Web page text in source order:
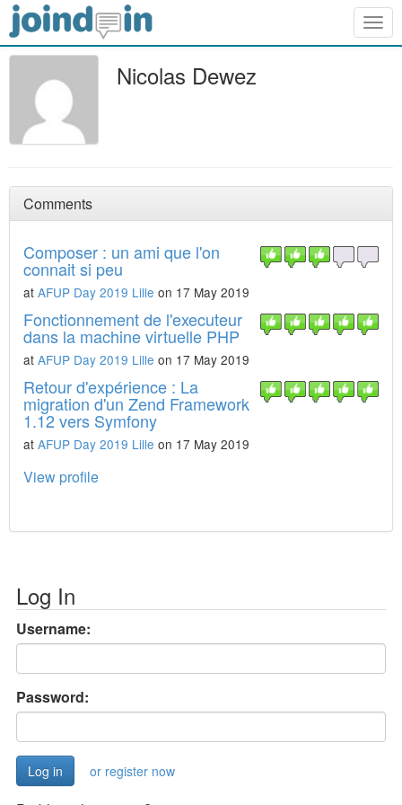
Nicolas Dewez
Comments
Composer : un ami que l'on
connait si peu
at AFUP Day 2019 Lille on 17 May 2019
Fonctionnement de l'executeur
dans la machine virtuelle PHP
at AFUP Day 2019 Lille on 17 May 2019
Retour d'expérience : La
migration d'un Zend Framework
1.12 vers Symfony
at AFUP Day 2019 Lille on 17 May 2019
View profile
Log In
Username:
Password:
or register now